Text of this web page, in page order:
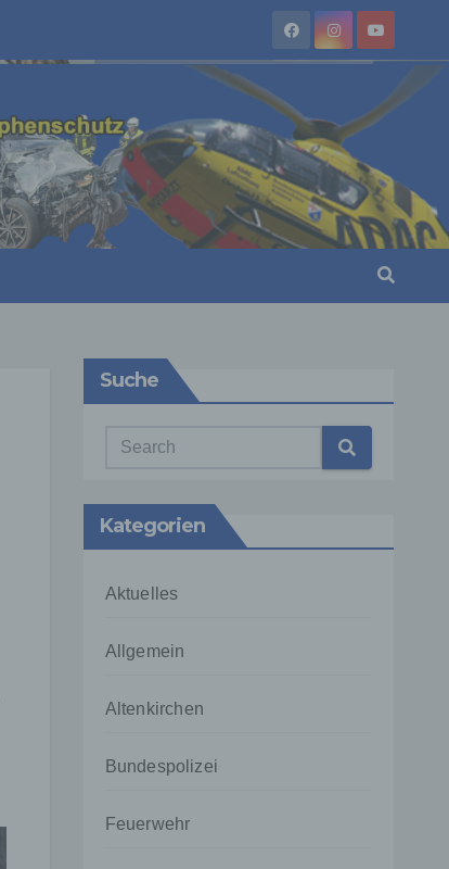
Suche
Kategorien
Aktuelles
Allgemein
Altenkirchen
Bundespolizei
Feuerwehr